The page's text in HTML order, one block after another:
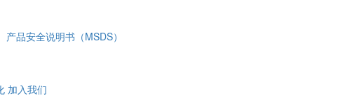
产品安全说明书（MSDS）
加入我们